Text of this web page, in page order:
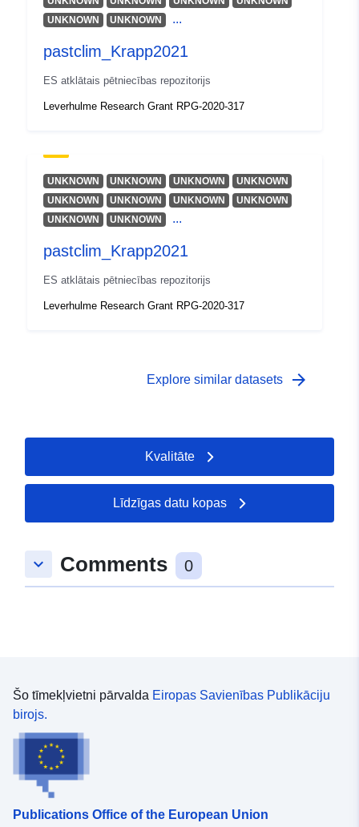
UNKNOWN
UNKNOWN ...
pastclim_Krapp2021
ES atklātais pētniecības repozitorijs
Leverhulme Research Grant RPG-2020-317
UNKNOWN UNKNOWN UNKNOWN
UNKNOWN
UNKNOWN
UNKNOWN UNKNOWN
UNKNOWN
UNKNOWN
UNKNOWN ...
pastclim_Krapp2021
ES atklātais pētniecības repozitorijs
Leverhulme Research Grant RPG-2020-317
Explore similar datasets arrow_forward
Kvalitāte
Līdzīgas datu kopas
keyboard_arrow_down Comments 0
Šo tīmekļvietni pārvalda Eiropas Savienības Publikāciju
birojs.
Publications Office of the European Union